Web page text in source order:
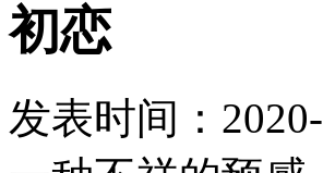
初恋
发表时间：